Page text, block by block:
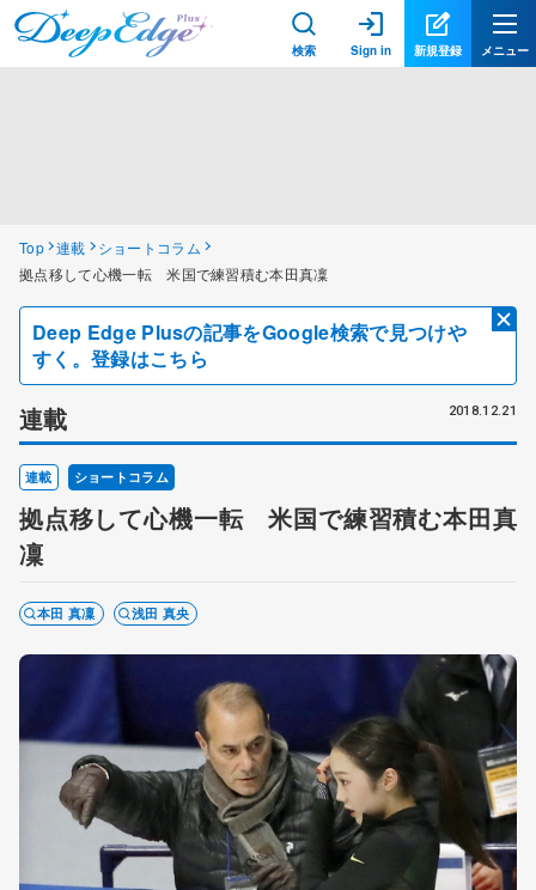
検索 Sign in 新規登録 メニュー
Top 連載
ショートコラム
拠点移して心機一転 米国で練習積む本田真凜
Deep Edge Plusの記事をGoogle検索で見つけや
すく。登録はこちら
連載 2018.12.21
連載 ショートコラム
拠点移して心機一転 米国で練習積む本田真
凜
本田 真凜 浅田 真央